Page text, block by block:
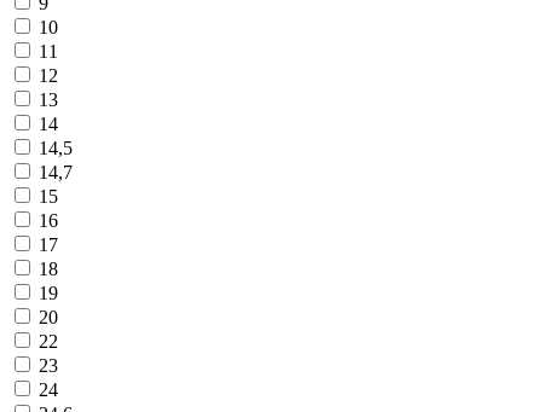
10
11
12
13
14
14,5
14,7
15
16
17
18
19
20
22
23
24